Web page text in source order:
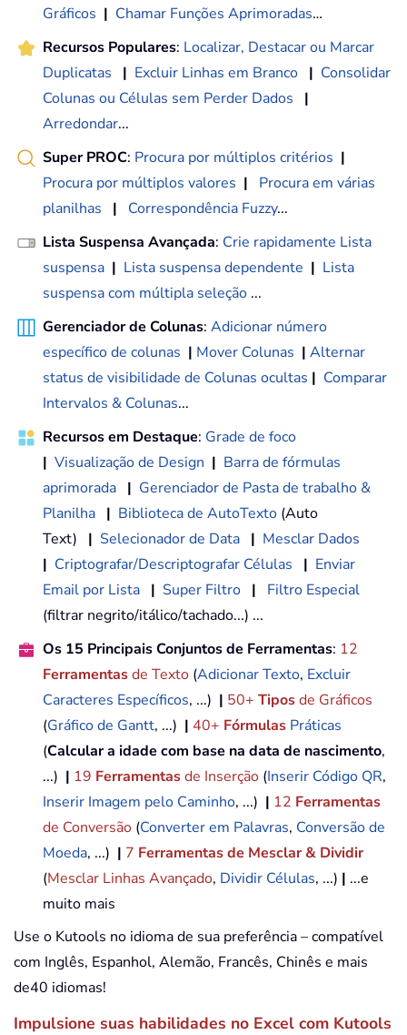
Gráficos | Chamar Funções Aprimoradas…
Recursos Populares: Localizar, Destacar ou Marcar
Duplicatas
| Excluir Linhas em Branco | Consolidar
Colunas ou Células sem Perder Dados
|
Arredondar...
Super PROC: Procura por múltiplos critérios |
Procura por múltiplos valores |
Procura em várias
planilhas
| Correspondência Fuzzy...
Lista Suspensa Avançada: Crie rapidamente Lista
suspensa | Lista suspensa dependente | Lista
suspensa com múltipla seleção ...
Gerenciador de Colunas: Adicionar número
específico de colunas | Mover Colunas | Alternar
status de visibilidade de Colunas ocultas | Comparar
Intervalos & Colunas...
Recursos em Destaque: Grade de foco
| Visualização de Design | Barra de fórmulas
aprimorada | Gerenciador de Pasta de trabalho &
Planilha | Biblioteca de AutoTexto (Auto
Text) | Selecionador de Data | Mesclar Dados
| Criptografar/Descriptografar Células | Enviar
Email por Lista | Super Filtro |
Filtro Especial
(filtrar negrito/itálico/tachado...) ...
Os 15 Principais Conjuntos de Ferramentas: 12
Ferramentasde Texto (Adicionar Texto, Excluir
Caracteres Específicos, ...) | 50+ Tiposde Gráficos
(Gráfico de Gantt, ...) | 40+ Fórmulas Práticas
(Calcular a idade com base na data de nascimento,
...) | 19 Ferramentasde Inserção (Inserir Código QR,
Inserir Imagem pelo Caminho, ...) | 12 Ferramentas
de Conversão (Converter em Palavras, Conversão de
Moeda, ...) | 7 Ferramentas de Mesclar & Dividir
(Mesclar Linhas Avançado, Dividir Células, ...) | ...e
muito mais
Use o Kutools no idioma de sua preferência – compatível
com Inglês, Espanhol, Alemão, Francês, Chinês e mais
de40 idiomas!
Impulsione suas habilidades no Excel com Kutools